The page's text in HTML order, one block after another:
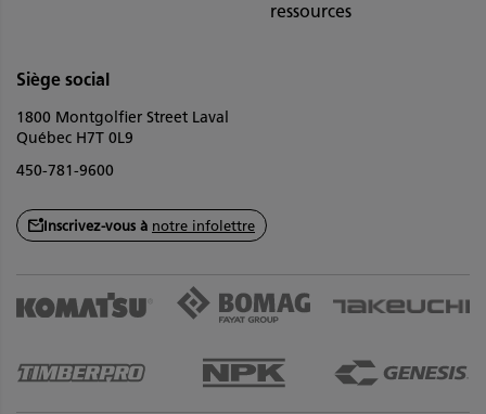
ressources
Siège social
1800 Montgolfier Street Laval
Québec H7T 0L9
450-781-9600
Inscrivez-vous à notre infolettre